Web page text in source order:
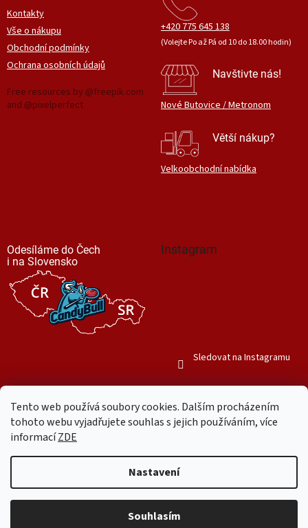
Tento web používá soubory cookies. Dalším procházením
tohoto webu vyjadřujete souhlas s jejich používáním, více
informacíZDE
Nastavení
Souhlasím
Kontakty
Vše o nákupu
Obchodní podmínky
Ochrana osobních údajů
Free resources by @freepik.com
and @pixelperfect
+420 775 645 138
(Volejte Po až Pá od 10 do 18.00 hodin)
Navštivte nás!
Nové Butovice / Metronom
Větší nákup?
Velkoobchodní nabídka
Odesíláme do Čech
i na Slovensko
Instagram
Sledovat na Instagramu
Copyright 2026Mr. Candy Bull. Všechna práva vyhrazena.Upravit
nastavení cookies